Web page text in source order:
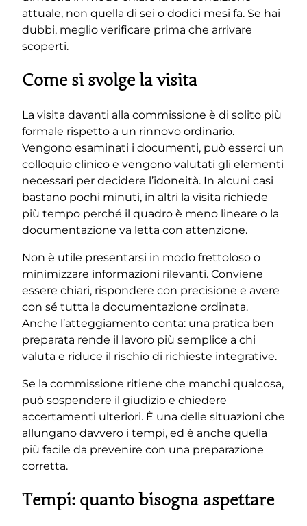
attuale, non quella di sei o dodici mesi fa. Se hai
dubbi, meglio verificare prima che arrivare
scoperti.
Come si svolge la visita
La visita davanti alla commissione è di solito più
formale rispetto a un rinnovo ordinario.
Vengono esaminati i documenti, può esserci un
colloquio clinico e vengono valutati gli elementi
necessari per decidere l’idoneità. In alcuni casi
bastano pochi minuti, in altri la visita richiede
più tempo perché il quadro è meno lineare o la
documentazione va letta con attenzione.
Non è utile presentarsi in modo frettoloso o
minimizzare informazioni rilevanti. Conviene
essere chiari, rispondere con precisione e avere
con sé tutta la documentazione ordinata.
Anche l’atteggiamento conta: una pratica ben
preparata rende il lavoro più semplice a chi
valuta e riduce il rischio di richieste integrative.
Se la commissione ritiene che manchi qualcosa,
può sospendere il giudizio e chiedere
accertamenti ulteriori. È una delle situazioni che
allungano davvero i tempi, ed è anche quella
più facile da prevenire con una preparazione
corretta.
Tempi: quanto bisogna aspettare